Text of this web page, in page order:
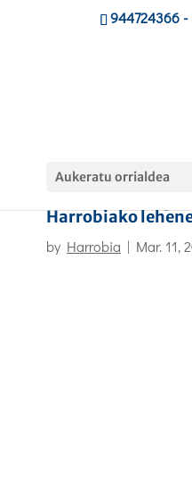
944724366-
Aukeratu orrialdea
Harrobiako
by Harrobia | Mar. 11,